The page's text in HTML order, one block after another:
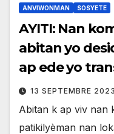
ANVIWONMAN SOSYETE
AYITI: Nan
abitan yo
ap ede yo
13 SEPTEMBRE 2023
Abitan k ap viv nan
patikilyèman nan